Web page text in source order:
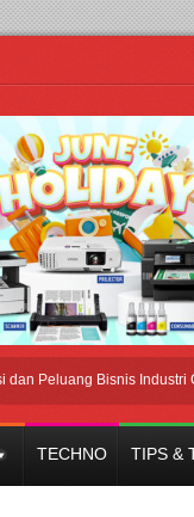
Bisnis Industri Gifts
TECHNO TIPS &